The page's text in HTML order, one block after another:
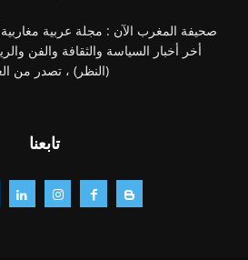
صحيفة المغرب الآن : مجلة عربية
أخر أخبار السياسة والثقافة والفن
(النظر) ، تصدر من
تابعنا